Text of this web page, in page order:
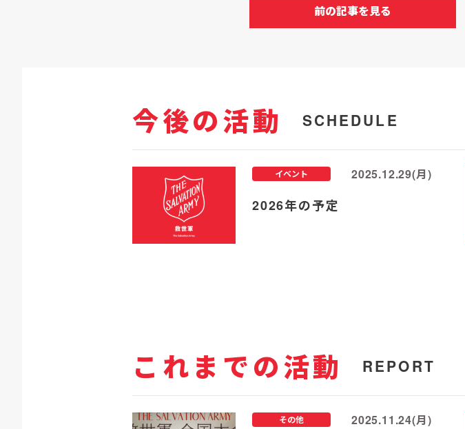
前の記事を見る
今後の活動 SCHEDULE
2026年の予定
イベント 2025.12.29(月)
これまでの活動 REPORT
その他 2025.11.24(月)